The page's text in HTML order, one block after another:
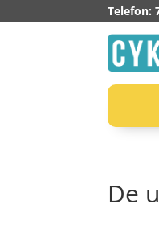
Telefon:
De